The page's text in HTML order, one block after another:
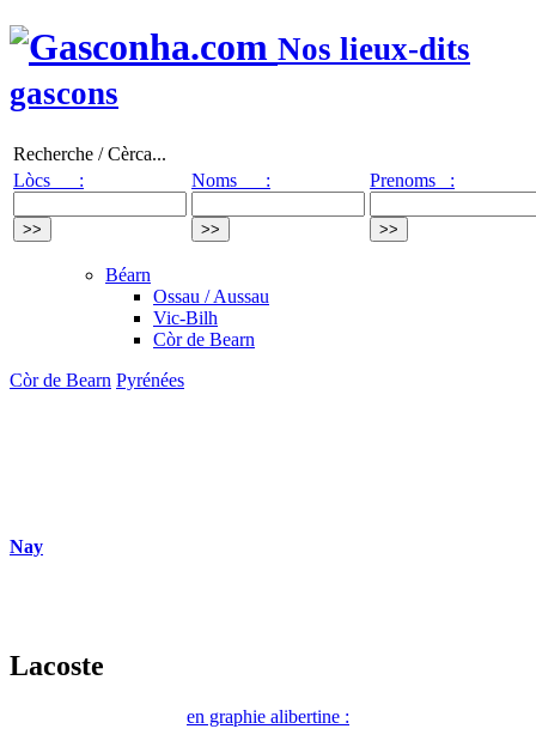
Nos lieux-dits
gascons
Recherche / Cèrca...
Lòcs :
Noms : Prenoms :
Béarn
Ossau / Aussau
Vic-Bilh
Còr de Bearn
Còr de Bearn Pyrénées
Nay
Lacoste
en graphie alibertine :